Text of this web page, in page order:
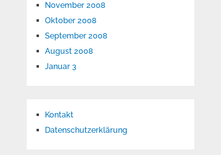
November 2008
Oktober 2008
September 2008
August 2008
Januar 3
Kontakt
Datenschutzerklärung